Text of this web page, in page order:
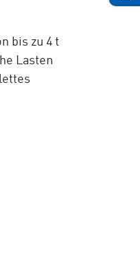
bis zu 4 t
Lasten